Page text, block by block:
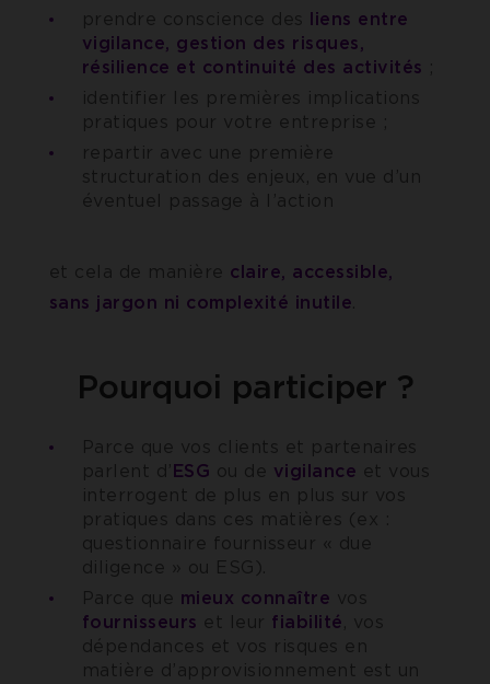
prendre conscience des liens entre
vigilance, gestion des risques,
résilience et continuité des activités ;
identifier les premières implications
pratiques pour votre entreprise ;
repartir avec une première
structuration des enjeux, en vue d’un
éventuel passage à l’action
et cela de manière claire, accessible,
sans jargon ni complexité inutile.
Pourquoi participer ?
Parce que vos clients et partenaires
parlent d’ESG ou de vigilance et vous
interrogent de plus en plus sur vos
pratiques dans ces matières (ex :
questionnaire fournisseur « due
diligence » ou ESG).
Parce que mieux connaître vos
fournisseurs et leur fiabilité, vos
dépendances et vos risques en
matière d’approvisionnement est un